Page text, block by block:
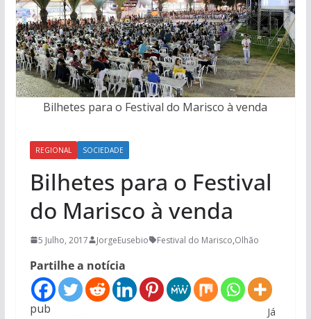
Bilhetes para o Festival do Marisco à venda
REGIONAL SOCIEDADE
Bilhetes para o Festival
do Marisco à venda
5 Julho, 2017 JorgeEusebio Festival do Marisco,Olhão
Partilhe a notícia
pub
Já